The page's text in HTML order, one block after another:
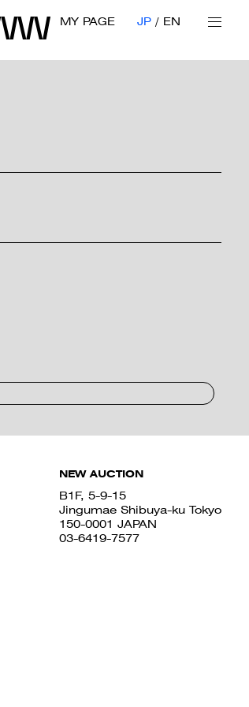
MY PAGE JP EN
NEW AUCTION
B1F, 5-9-15
Jingumae Shibuya-ku Tokyo
150-0001 JAPAN
03-6419-7577